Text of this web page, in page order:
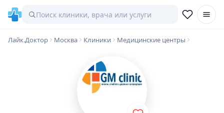
Лайк.Доктор Москва Клиники Медицинские центры